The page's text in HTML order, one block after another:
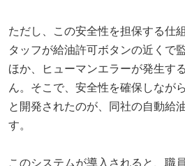
ただし、この安全性を担保する仕
タッフが給油許可ボタンの近くで
ほか、ヒューマンエラーが発生す
ん。そこで、安全性を確保しなが
と開発されたのが、同社の自動給
す。
このシステムが導入されると、職